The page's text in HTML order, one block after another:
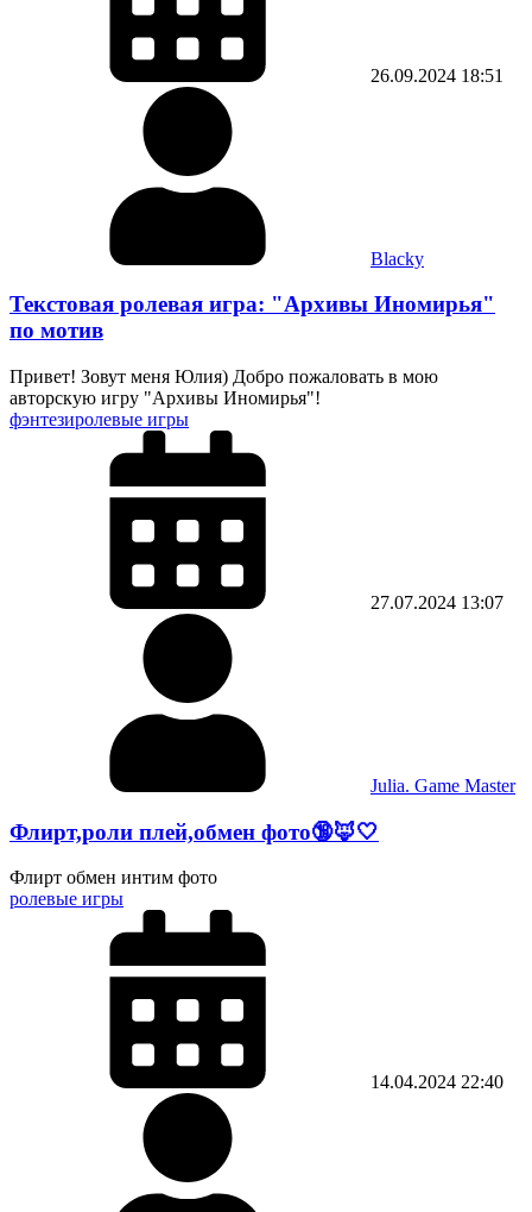
26.09.2024 18:51
Blacky
Текстовая ролевая игра: "Архивы Иномирья"
по мотив
Привет! Зовут меня Юлия) Добро пожаловать в мою
авторскую игру "Архивы Иномирья"!
фэнтезиролевые игры
27.07.2024 13:07
Julia. Game Master
Флирт,роли плей,обмен фото🔞🦊🤍
Флирт обмен интим фото
ролевые игры
14.04.2024 22:40